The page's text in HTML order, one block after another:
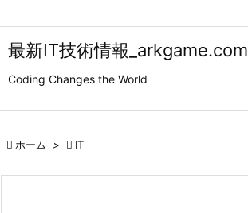
最新IT技術情報_arkgame.com
Coding Changes the World
 ホーム >  IT